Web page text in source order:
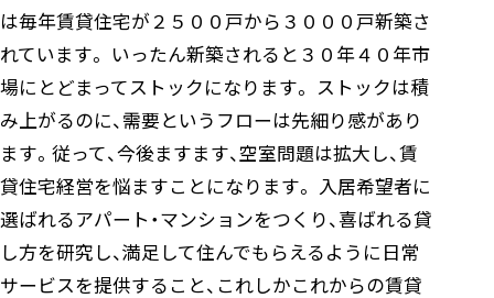
は毎年賃貸住宅が２５００戸から３０００戸新築さ
れています。 いったん新築されると３０年４０年市
場にとどまってストックになります。 ストックは積
み上がるのに、需要というフローは先細り感があり
ます。従って、今後ますます、空室問題は拡大し、賃
貸住宅経営を悩ますことになります。 入居希望者に
選ばれるアパート・マンションをつくり、喜ばれる貸
し方を研究し、満足して住んでもらえるように日常
サービスを提供すること、これしかこれからの賃貸